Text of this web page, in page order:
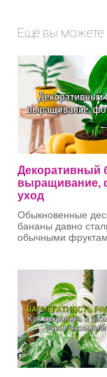
Ещё вы можете
Декоративный
выращивание,
уход
Обыкновенные
бананы давно
обычными
Однако оказалось,
можно вырастить
комнате, в
условиях. Это так
называемые
виды бананов,
естественных
повсеместно
в тропиках и